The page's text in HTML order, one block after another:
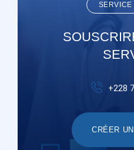
SERVICE
+228
CRÉER